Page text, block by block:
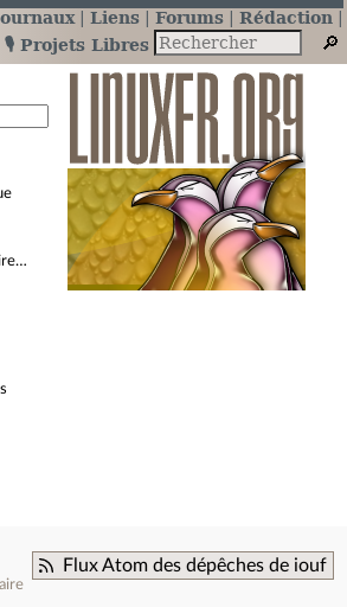
Liens Forums
Rédaction
🎙️ Projets Libres
Flux Atom des dépêches de iouf